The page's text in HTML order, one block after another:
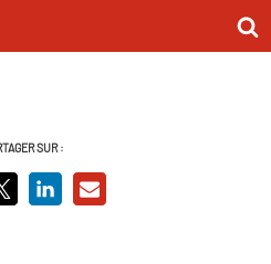
PDG de
SUR :